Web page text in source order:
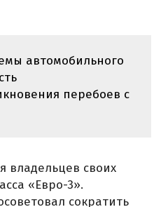
автомобильного
перебоев с
владельцев своих
«Евро-3».
сократить